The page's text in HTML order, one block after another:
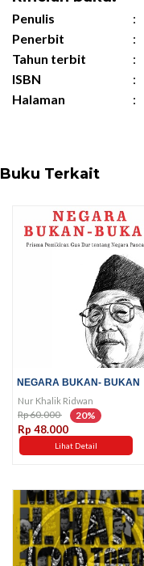
Penulis :
Penerbit
:
Tahun terbit
:
ISBN
:
Halaman
:
Buku Terkait
NEGARA BUKAN- BUKAN
Nur Khalik Ridwan
Rp 60.000 20%
Rp 48.000
Lihat Detail